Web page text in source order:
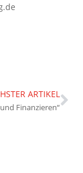
ARTIKEL
Finanzieren“